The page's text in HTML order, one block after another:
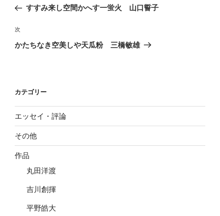
ナ
ビ
ゲ
ン
の
稿
すすみ来し空間かへす一蛍火 山口誓子
次
の
次
かたちなき空美しや天瓜粉 三橋敏雄
カテゴリー
エッセイ・評論
その他
作品
丸田洋渡
吉川創揮
平野皓大